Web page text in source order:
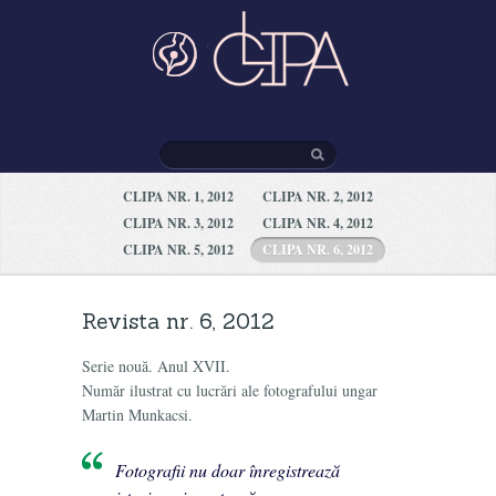
CLIPA NR. 1, 2012
CLIPA NR. 2, 2012
CLIPA NR. 3, 2012
CLIPA NR. 4, 2012
CLIPA NR. 5, 2012
CLIPA NR. 6, 2012
Revista nr. 6, 2012
Serie nouă. Anul XVII.
Număr ilustrat cu lucrări ale fotografului ungar
Martin Munkacsi.
Fotografii nu doar înregistrează